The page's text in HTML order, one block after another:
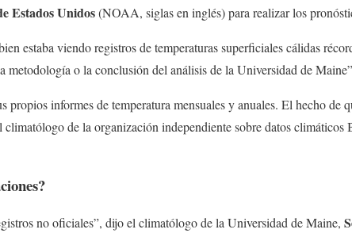
Estados Unidos(NOAA, siglas en inglés) para realizar los
estaba viendo registros de temperaturas superficiales cálidas
metodología o la conclusión del análisis de la Universidad de
propios informes de temperatura mensuales y anuales. El hecho de
climatólogo de la organización independiente sobre datos climáticos
no oficiales”, dijo el climatólogo de la Universidad de Maine,